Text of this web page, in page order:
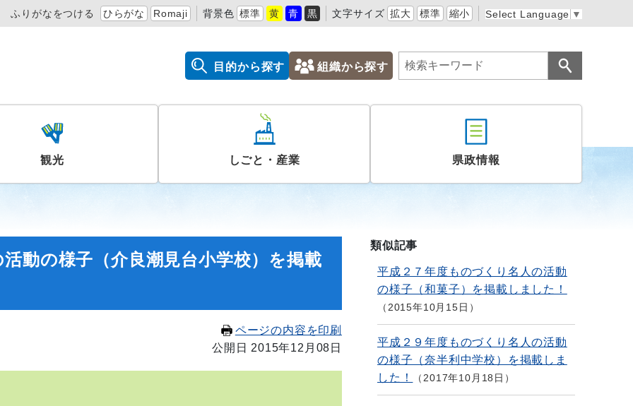
ふりがなをつける ひらがな Romaji 背景色 標準 黄 青 黒 文字サイズ 拡大 標準 縮小 Select Language ▼
目的から探す 組織から探す
観光 しごと・産業 県政情報
動の様子（介良潮見台小学校）を掲載
ページの内容を印刷
公開日 2015年12月08日
類似記事
平成２７年度ものづくり名人の活動
の様子（和菓子）を掲載しました！
2015年10月15日
平成２９年度ものづくり名人の活動
の様子（奈半利中学校）を掲載しま
した！
2017年10月18日